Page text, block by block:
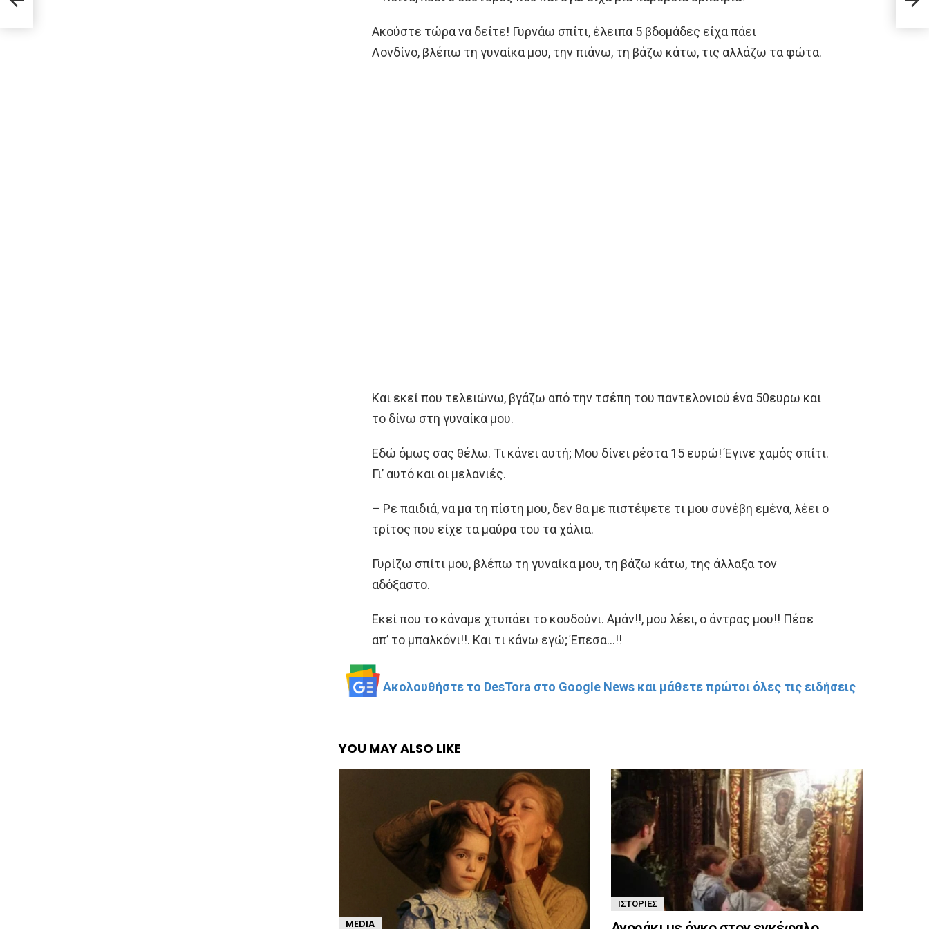
Ακούστε τώρα να δείτε! Γυρνάω σπίτι, έλειπα 5 βδομάδες είχα πάει
Λονδίνο, βλέπω τη γυναίκα μου, την πιάνω, τη βάζω κάτω, τις αλλάζω τα φώτα.
Και εκεί που τελειώνω, βγάζω από την τσέπη του παντελονιού ένα 50ευρω και
το δίνω στη γυναίκα μου.
Εδώ όμως σας θέλω. Τι κάνει αυτή; Μου δίνει ρέστα 15 ευρώ! Έγινε χαμός σπίτι.
Γι’ αυτό και οι μελανιές.
– Ρε παιδιά, να μα τη πίστη μου, δεν θα με πιστέψετε τι μου συνέβη εμένα, λέει ο
τρίτος που είχε τα μαύρα του τα χάλια.
Γυρίζω σπίτι μου, βλέπω τη γυναίκα μου, τη βάζω κάτω, της άλλαξα τον
αδόξαστο.
Εκεί που το κάναμε χτυπάει το κουδούνι. Αμάν!!, μου λέει, ο άντρας μου!! Πέσε
απ’ το μπαλκόνι!!. Και τι κάνω εγώ; Έπεσα…!!
Ακολουθήστε το DesTora στο Google News και μάθετε πρώτοι όλες τις ειδήσεις
YOU MAY ALSO LIKE
MEDIA
ΙΣΤΟΡΊΕΣ